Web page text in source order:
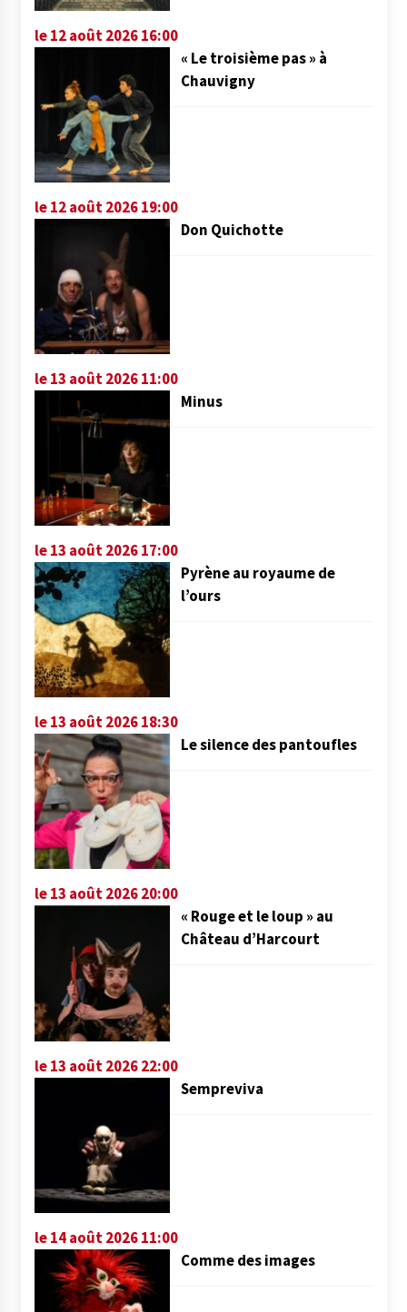
le 12 août 2026 16:00
« Le troisième pas » à
Chauvigny
le 12 août 2026 19:00
Don Quichotte
le 13 août 2026 11:00
Minus
le 13 août 2026 17:00
Pyrène au royaume de
l’ours
le 13 août 2026 18:30
Le silence des pantoufles
le 13 août 2026 20:00
« Rouge et le loup » au
Château d’Harcourt
le 13 août 2026 22:00
Sempreviva
le 14 août 2026 11:00
Comme des images